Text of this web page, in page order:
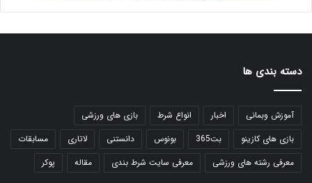
دسته بندی ها
آموزش وبمانی اخبار انواع شرط
بازی های ورزشی
بازی های کازینو
بت365 بونوس دانستنی لاتاری
مسابقات
معرفی رشته های ورزشی
معرفی سایت شرط بندی مقاله پوکر